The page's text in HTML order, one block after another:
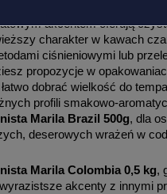
akcentem oferują
charakter w kawach
ciśnieniowymi lub
propozycje w
dobrać wielkość do
profili smakowo-
Marila Brazil 500g, dla
deserowych wrażeń w
Marila Colombia 0,5 kg,
akcenty z innymi